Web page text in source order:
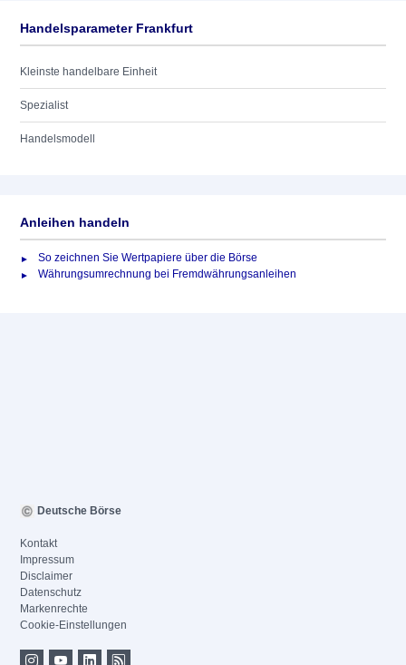
Handelsparameter Frankfurt
Kleinste handelbare Einheit
Spezialist
Handelsmodell
Anleihen handeln
So zeichnen Sie Wertpapiere über die Börse
Währungsumrechnung bei Fremdwährungsanleihen
Deutsche Börse
Kontakt
Impressum
Disclaimer
Datenschutz
Markenrechte
Cookie-Einstellungen